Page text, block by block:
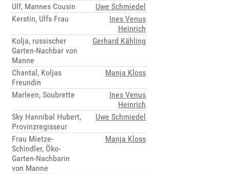
Ulf, Mannes Cousin
Uwe Schmiedel
Kerstin, Ulfs Frau
Ines Venus
Heinrich
Kolja, russischer
Garten-Nachbar von
Manne
Gerhard Kähling
Chantal, Koljas
Freundin
Manja Kloss
Marleen, Soubrette
Ines Venus
Heinrich
Sky Hannibal Hubert,
Provinzregisseur
Uwe Schmiedel
Frau Mietze-
Schindler, Öko-
Garten-Nachbarin
von Manne
Manja Kloss